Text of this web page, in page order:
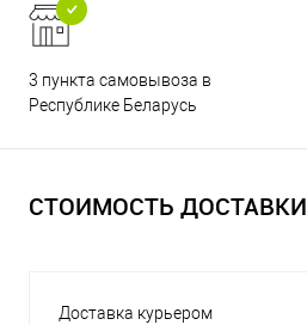
3 пункта самовывоза в
Республике Беларусь
СТОИМОСТЬ ДОСТАВКИ
Доставка курьером